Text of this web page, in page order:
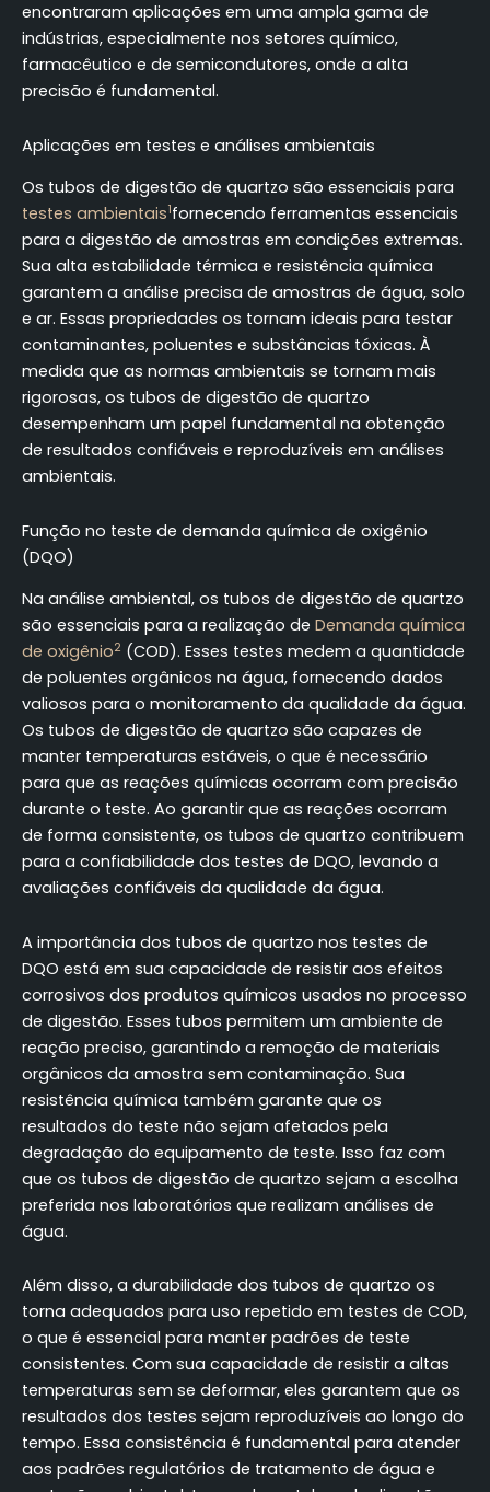
encontraram aplicações em uma ampla gama de
indústrias, especialmente nos setores químico,
farmacêutico e de semicondutores, onde a alta
precisão é fundamental.
Aplicações em testes e análises ambientais
Os tubos de digestão de quartzo são essenciais para
testes ambientais1fornecendo ferramentas essenciais
para a digestão de amostras em condições extremas.
Sua alta estabilidade térmica e resistência química
garantem a análise precisa de amostras de água, solo
e ar. Essas propriedades os tornam ideais para testar
contaminantes, poluentes e substâncias tóxicas. À
medida que as normas ambientais se tornam mais
rigorosas, os tubos de digestão de quartzo
desempenham um papel fundamental na obtenção
de resultados confiáveis e reproduzíveis em análises
ambientais.
Função no teste de demanda química de oxigênio
(DQO)
Na análise ambiental, os tubos de digestão de quartzo
são essenciais para a realização de Demanda química
de oxigênio2 (COD). Esses testes medem a quantidade
de poluentes orgânicos na água, fornecendo dados
valiosos para o monitoramento da qualidade da água.
Os tubos de digestão de quartzo são capazes de
manter temperaturas estáveis, o que é necessário
para que as reações químicas ocorram com precisão
durante o teste. Ao garantir que as reações ocorram
de forma consistente, os tubos de quartzo contribuem
para a confiabilidade dos testes de DQO, levando a
avaliações confiáveis da qualidade da água.
A importância dos tubos de quartzo nos testes de
DQO está em sua capacidade de resistir aos efeitos
corrosivos dos produtos químicos usados no processo
de digestão. Esses tubos permitem um ambiente de
reação preciso, garantindo a remoção de materiais
orgânicos da amostra sem contaminação. Sua
resistência química também garante que os
resultados do teste não sejam afetados pela
degradação do equipamento de teste. Isso faz com
que os tubos de digestão de quartzo sejam a escolha
preferida nos laboratórios que realizam análises de
água.
Além disso, a durabilidade dos tubos de quartzo os
torna adequados para uso repetido em testes de COD,
o que é essencial para manter padrões de teste
consistentes. Com sua capacidade de resistir a altas
temperaturas sem se deformar, eles garantem que os
resultados dos testes sejam reproduzíveis ao longo do
tempo. Essa consistência é fundamental para atender
aos padrões regulatórios de tratamento de água e